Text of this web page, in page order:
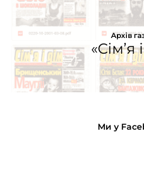
Архів
«Сім’я
Ми у